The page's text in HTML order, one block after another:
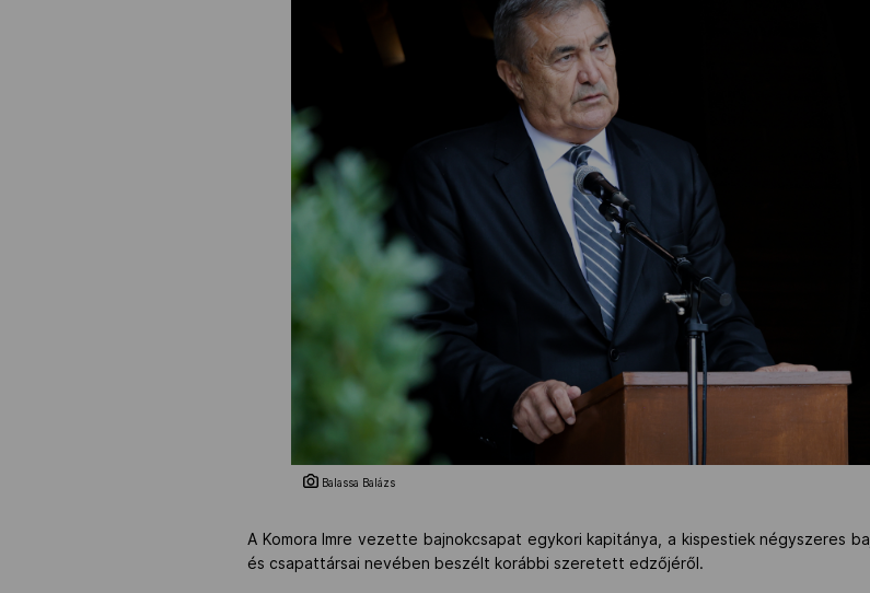
Balassa Balázs
A Komora Imre vezette bajnokcsapat egykori kapitánya, a kispestiek négyszeres
és csapattársai nevében beszélt korábbi szeretett edzőjéről.